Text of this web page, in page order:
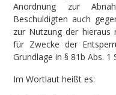
Anordnung zur
Beschuldigten auch
zur Nutzung der hieraus
für Zwecke der
Grundlage in § 81b Abs. 1
Im Wortlaut heißt es: